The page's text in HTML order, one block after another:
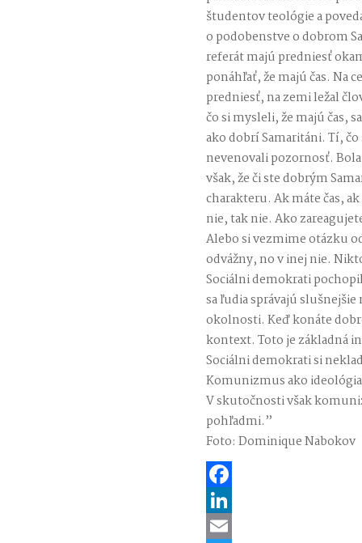
študentov teológie a
o podobenstve o dobrom
referát majú predniesť
ponáhľať, že majú čas. Na
predniesť, na zemi ležal
čo si mysleli, že majú čas,
ako dobrí Samaritáni. Tí,
nevenovali pozornosť.
však, že či ste dobrým
charakteru. Ak máte čas,
nie, tak nie. Ako
Alebo si vezmime otázku
odvážny, no v inej nie.
Sociálni demokrati
sa ľudia správajú
okolnosti. Keď konáte
kontext. Toto je základná
Sociálni demokrati si
Komunizmus ako
V skutočnosti však
pohľadmi.”
Foto: Dominique Nabokov
Facebook
LinkedIn